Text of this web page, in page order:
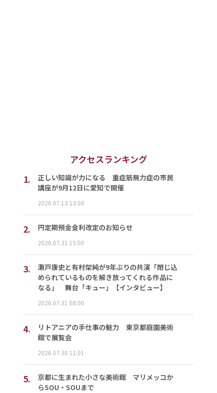
アクセスランキング
1.
正しい知識が力になる 重症筋無力症の市民
講座が9月12日に愛知で開催
2026.07.13 13:00
2. 円定期預金金利改定のお知らせ
2026.07.31 15:00
3.
瀬戸康史と有村架純が9年ぶりの共演「閉じ込
められているものを解き放ってくれる作品に
なる」 舞台「キュー」【インタビュー】
2026.07.31 08:00
4.
リトアニアの手仕事の魅力 東京都庭園美術
館で展覧会
2026.07.30 11:01
5.
京都に生まれた小さな美術館 マリメッコか
らSOU・SOUまで